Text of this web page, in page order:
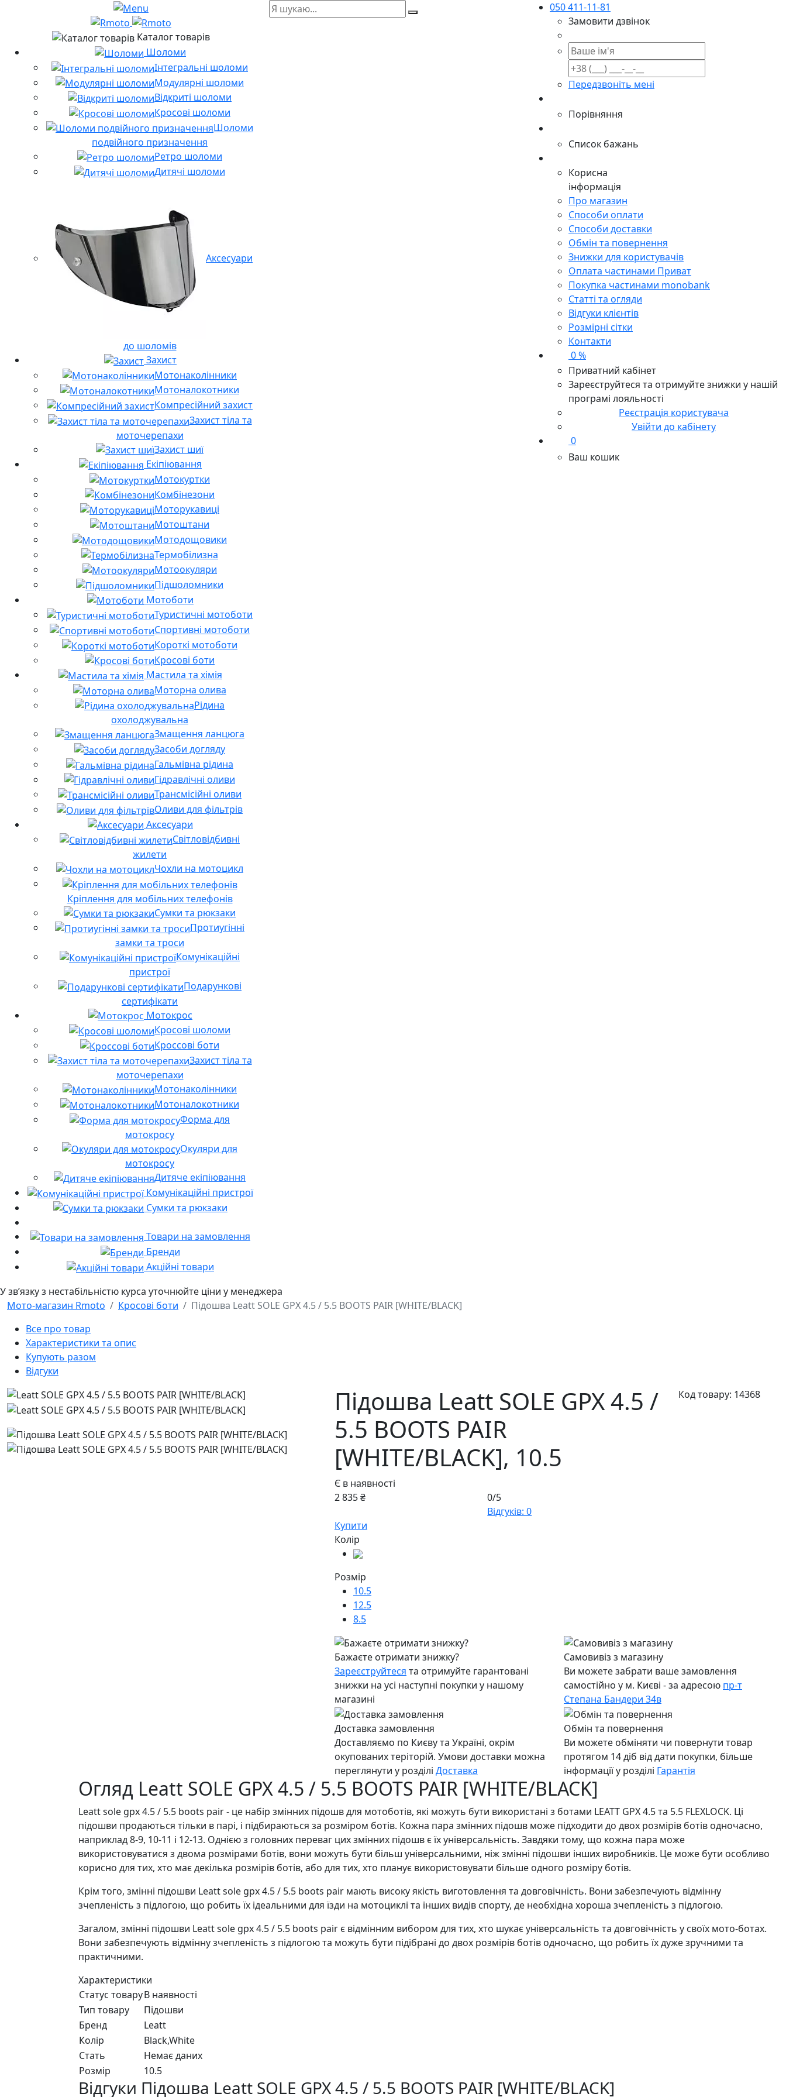
Каталог товарів
Шоломи
Інтегральні шоломи
Модулярні шоломи
Відкриті шоломи
Кросові шоломи
Шоломи
подвійного призначення
Ретро шоломи
Дитячі шоломи
Аксесуари
до шоломів
Захист
Мотонаколінники
Мотоналокотники
Компресійний захист
Захист тіла та
моточерепахи
Захист шиї
Екіпіювання
Мотокуртки
Комбінезони
Моторукавиці
Мотоштани
Мотодощовики
Термобілизна
Мотоокуляри
Підшоломники
Мотоботи
Туристичні мотоботи
Спортивні мотоботи
Короткі мотоботи
Кросові боти
Мастила та хімія
Моторна олива
Рідина
охолоджувальна
Змащення ланцюга
Засоби догляду
Гальмівна рідина
Гідравлічні оливи
Трансмісійні оливи
Оливи для фільтрів
Аксесуари
Світловідбивні
жилети
Чохли на мотоцикл
Кріплення для мобільних телефонів
Сумки та рюкзаки
Протиугінні
замки та троси
Комунікаційні
пристрої
Подарункові
сертифікати
Мотокрос
Кросові шоломи
Кроссові боти
Захист тіла та
моточерепахи
Мотонаколінники
Мотоналокотники
Форма для
мотокросу
Окуляри для
мотокросу
Дитяче екіпіювання
Комунікаційні пристрої
Сумки та рюкзаки
Товари на замовлення
Бренди
Акційні товари
050 411-11-81
Замовити дзвінок
Передзвоніть мені
Порівняння
Список бажань
Корисна
інформація
Про магазин
Способи оплати
Способи доставки
Обмін та повернення
Знижки для користувачів
Оплата частинами Приват
Покупка частинами monobank
Статті та огляди
Відгуки клієнтів
Розмірні сітки
Контакти
0 %
Приватний кабінет
Зареєструйтеся та отримуйте знижки у нашій
програмі лояльності
Реєстрація користувача
Увійти до кабінету
0
Ваш кошик
У звʼязку з нестабільністю курса уточнюйте ціни у менеджера
Мото-магазин Rmoto
Кросові боти
Підошва Leatt SOLE GPX 4.5 / 5.5 BOOTS PAIR [WHITE/BLACK]
Все про товар
Характеристики та опис
Купують разом
Відгуки
Підошва Leatt SOLE GPX 4.5 /
5.5 BOOTS PAIR
[WHITE/BLACK], 10.5
Є в наявності
Код товару: 14368
2 835 ₴
0/5
Відгуків: 0
Купити
Колір
Розмір
10.5
12.5
8.5
Бажаєте отримати знижку?
Зареєструйтеся та отримуйте гарантовані
знижки на усі наступні покупки у нашому
магазині
Самовивіз з магазину
Ви можете забрати ваше замовлення
самостійно у м. Києві - за адресою пр-т
Степана Бандери 34в
Доставка замовлення
Доставляємо по Києву та Україні, окрім
окупованих теріторій. Умови доставки можна
переглянути у розділі Доставка
Обмін та повернення
Ви можете обміняти чи повернути товар
протягом 14 діб від дати покупки, більше
інформації у розділі Гарантія
Огляд Leatt SOLE GPX 4.5 / 5.5 BOOTS PAIR [WHITE/BLACK]
Leatt sole gpx 4.5 / 5.5 boots pair - це набір змінних підошв для мотоботів, які можуть бути використані з ботами LEATT GPX 4.5 та 5.5 FLEXLOCK. Ці
підошви продаються тільки в парі, і підбираються за розміром ботів. Кожна пара змінних підошв може підходити до двох розмірів ботів одночасно,
наприклад 8-9, 10-11 і 12-13. Однією з головних переваг цих змінних підошв є їх універсальність. Завдяки тому, що кожна пара може
використовуватися з двома розмірами ботів, вони можуть бути більш універсальними, ніж змінні підошви інших виробників. Це може бути особливо
корисно для тих, хто має декілька розмірів ботів, або для тих, хто планує використовувати більше одного розміру ботів.
Крім того, змінні підошви Leatt sole gpx 4.5 / 5.5 boots pair мають високу якість виготовлення та довговічність. Вони забезпечують відмінну
зчепленість з підлогою, що робить їх ідеальними для їзди на мотоциклі та інших видів спорту, де необхідна хороша зчепленість з підлогою.
Загалом, змінні підошви Leatt sole gpx 4.5 / 5.5 boots pair є відмінним вибором для тих, хто шукає універсальність та довговічність у своїх мото-ботах.
Вони забезпечують відмінну зчепленість з підлогою та можуть бути підібрані до двох розмірів ботів одночасно, що робить їх дуже зручними та
практичними.
Характеристики
Статус товаруВ наявності
Тип товару
Підошви
Бренд
Leatt
Колір
Black,White
Стать
Немає даних
Розмір
10.5
Відгуки Підошва Leatt SOLE GPX 4.5 / 5.5 BOOTS PAIR [WHITE/BLACK]